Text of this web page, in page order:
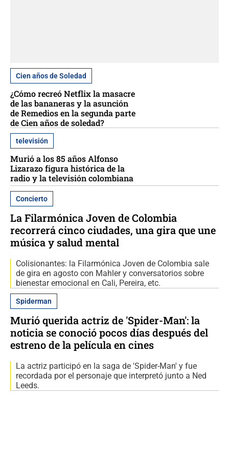
Cien años de Soledad
¿Cómo recreó Netflix la masacre
de las bananeras y la asunción
de Remedios en la segunda parte
de Cien años de soledad?
televisión
Murió a los 85 años Alfonso
Lizarazo figura histórica de la
radio y la televisión colombiana
Concierto
La Filarmónica Joven de Colombia
recorrerá cinco ciudades, una gira que une
música y salud mental
Colisionantes: la Filarmónica Joven de Colombia sale
de gira en agosto con Mahler y conversatorios sobre
bienestar emocional en Cali, Pereira, etc.
Spiderman
Murió querida actriz de 'Spider-Man': la
noticia se conoció pocos días después del
estreno de la película en cines
La actriz participó en la saga de 'Spider-Man' y fue
recordada por el personaje que interpretó junto a Ned
Leeds.